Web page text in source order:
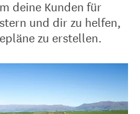
deine Kunden für
und dir zu helfen,
zu erstellen.
Christchurch - Canterbury
Marketingmaterial für